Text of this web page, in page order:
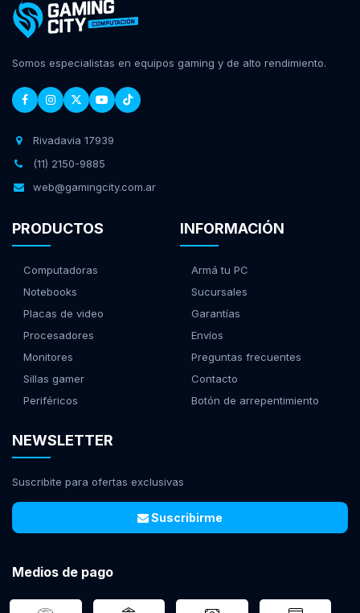
Somos especialistas en equipos gaming y de alto rendimiento.
Rivadavia 17939
(11) 2150-9885
web@gamingcity.com.ar
PRODUCTOS
Computadoras
Notebooks
Placas de video
Procesadores
Monitores
Sillas gamer
Periféricos
INFORMACIÓN
Armá tu PC
Sucursales
Garantías
Envíos
Preguntas frecuentes
Contacto
Botón de arrepentimiento
NEWSLETTER
Suscribite para ofertas exclusivas
Suscribirme
Medios de pago